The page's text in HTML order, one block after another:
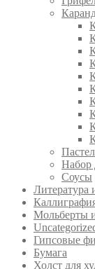
Набор
Соусы
Литература
Мольберты
Гипсовые
Бумага
Холст для